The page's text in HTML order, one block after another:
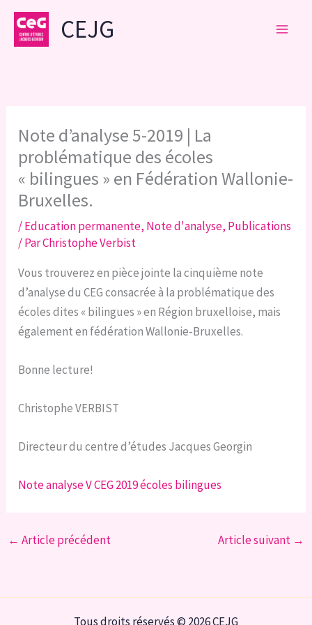
Aller
contenu
CEJG
Note d’analyse 5-2019 | La
problématique des écoles
« bilingues » en Fédération Wallonie-
Bruxelles.
/Education permanente, Note d'analyse, Publications
/ ParChristophe Verbist
Vous trouverez en pièce jointe la cinquième note
d’analyse du CEG consacrée à la problématique des
écoles dites « bilingues » en Région bruxelloise, mais
également en fédération Wallonie-Bruxelles.
Bonne lecture!
Christophe VERBIST
Directeur du centre d’études Jacques Georgin
Note analyse V CEG 2019 écoles bilingues
← Article précédent Article suivant →
Tous droits réservés © 2026 CEJG